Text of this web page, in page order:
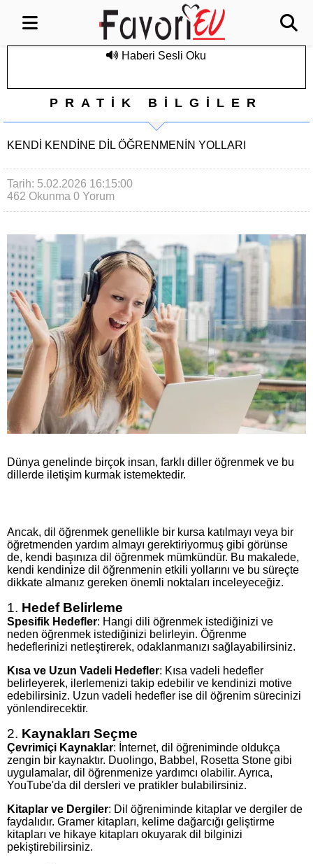
Haberi Sesli Oku
PRATİK BİLGİLER
KENDI KENDINE DIL ÖĞRENMENIN YOLLARI
Tarih: 5.02.2026 16:15:00
462 Okunma 0 Yorum
Dünya genelinde birçok insan, farklı diller öğrenmek ve bu
dillerde iletişim kurmak istemektedir.
Ancak, dil öğrenmek genellikle bir kursa katılmayı veya bir
öğretmenden yardım almayı gerektiriyormuş gibi görünse
de, kendi başınıza dil öğrenmek mümkündür. Bu makalede,
kendi kendinize dil öğrenmenin etkili yollarını ve bu süreçte
dikkate almanız gereken önemli noktaları inceleyeceğiz.
1. Hedef Belirleme
Spesifik Hedefler: Hangi dili öğrenmek istediğinizi ve
neden öğrenmek istediğinizi belirleyin. Öğrenme
hedeflerinizi netleştirerek, odaklanmanızı sağlayabilirsiniz.
Kısa ve Uzun Vadeli Hedefler: Kısa vadeli hedefler
belirleyerek, ilerlemenizi takip edebilir ve kendinizi motive
edebilirsiniz. Uzun vadeli hedefler ise dil öğrenim sürecinizi
yönlendirecektir.
2. Kaynakları Seçme
Çevrimiçi Kaynaklar: İnternet, dil öğreniminde oldukça
zengin bir kaynaktır. Duolingo, Babbel, Rosetta Stone gibi
uygulamalar, dil öğrenmenize yardımcı olabilir. Ayrıca,
YouTube'da dil dersleri ve pratikler bulabilirsiniz.
Kitaplar ve Dergiler: Dil öğreniminde kitaplar ve dergiler de
faydalıdır. Gramer kitapları, kelime dağarcığı geliştirme
kitapları ve hikaye kitapları okuyarak dil bilginizi
pekiştirebilirsiniz.